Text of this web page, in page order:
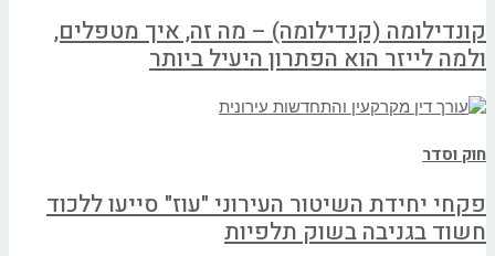
קונדילומה (קנדילומה) – מה זה, איך מטפלים,
ולמה לייזר הוא הפתרון היעיל ביותר
חוק וסדר
פקחי יחידת השיטור העירוני "עוז" סייעו ללכוד
חשוד בגניבה בשוק תלפיות